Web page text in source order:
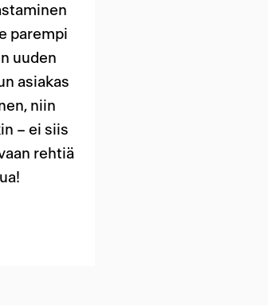
parempi
uuden
asiakas
niin
– ei siis
rehtiä